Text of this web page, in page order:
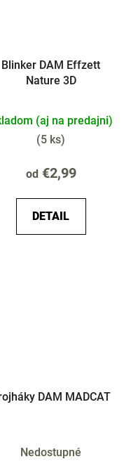
Blinker DAM Effzett
Nature 3D
(aj na predajni)
(5 ks)
od€2,99
DETAIL
DAM MADCAT
Nedostupné